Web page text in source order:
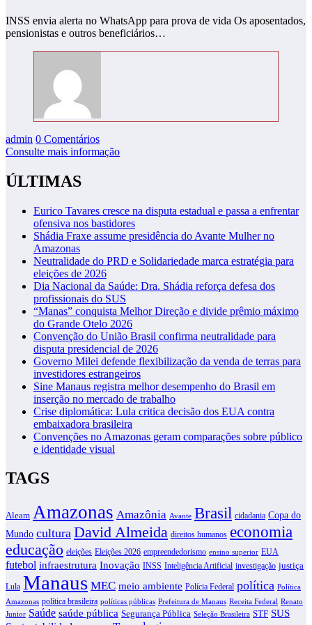
INSS envia alerta no WhatsApp para prova de vida Os aposentados,
pensionistas e outros beneficiários…
admin 0 Comentários
Consulte mais informação
ÚLTIMAS
Eurico Tavares cresce na disputa estadual e passa a enfrentar
ofensiva nos bastidores
Shádia Fraxe assume presidência do Avante Mulher no
Amazonas
Neutralidade do PRD e Solidariedade marca estratégia para
eleições de 2026
Dia Nacional da Saúde: Dra. Shádia reforça defesa dos
profissionais do SUS
“Manas” conquista Melhor Direção e divide prêmio máximo
do Grande Otelo 2026
Convenção do União Brasil confirma neutralidade para
disputa presidencial de 2026
Governo Milei defende flexibilização da venda de terras para
investidores estrangeiros
Sine Manaus registra melhor desempenho do Brasil em
inserção no mercado de trabalho
Crise diplomática: Lula critica decisão dos EUA contra
embaixadora brasileira
Convenções no Amazonas geram comparações sobre público
e identidade visual
TAGS
Aleam Amazonas Amazônia Avante Brasil cidadania Copa do
Mundo cultura David Almeida direitos humanos economia
educação eleições Eleições 2026 empreendedorismo ensino superior EUA
futebol infraestrutura Inovação INSS Inteligência Artificial investigação justiça
Lula Manaus MEC meio ambiente Polícia Federal política Política
Amazonas política brasileira políticas públicas Prefeitura de Manaus Receita Federal Renato
Junior Saúde saúde pública Segurança Pública Seleção Brasileira STF SUS